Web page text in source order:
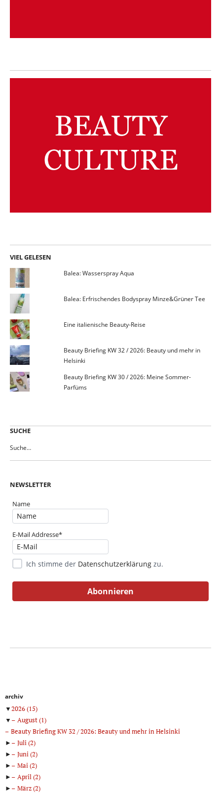
VIEL GELESEN
Balea: Wasserspray Aqua
Balea: Erfrischendes Bodyspray Minze&Grüner Tee
Eine italienische Beauty-Reise
Beauty Briefing KW 32 / 2026: Beauty und mehr in
Helsinki
Beauty Briefing KW 30 / 2026: Meine Sommer-
Parfüms
SUCHE
NEWSLETTER
Name
E-Mail Addresse*
Ich stimme der Datenschutzerklärung zu.
archiv
▼2026(15)
▼
August(1)
Beauty Briefing KW 32 / 2026: Beauty und mehr in Helsinki
►
Juli(2)
►
Juni(2)
►
Mai(2)
►
April(2)
►
März(2)